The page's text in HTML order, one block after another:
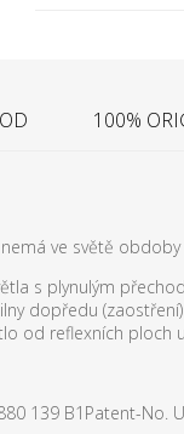
100%
ve světě obdoby
s plynulým
dopředu
od reflexních ploch
139 B1Patent-No.